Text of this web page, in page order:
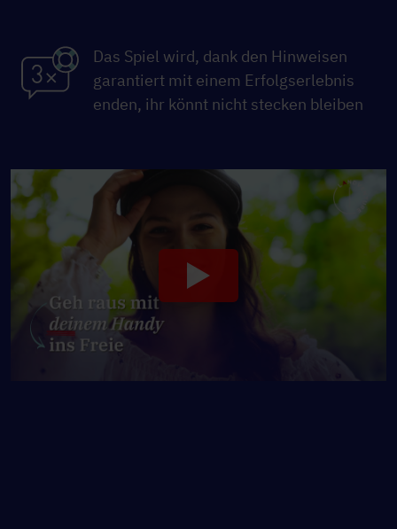
Das Spiel wird, dank den Hinweisen
garantiert mit einem Erfolgserlebnis
enden, ihr könnt nicht stecken bleiben